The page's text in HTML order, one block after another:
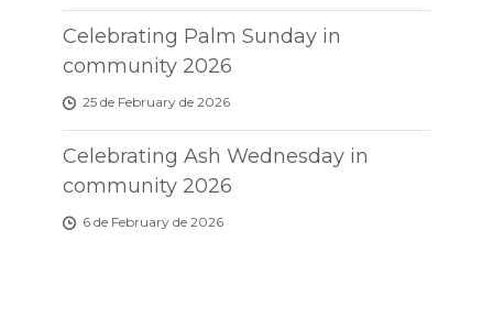
Celebrating Palm Sunday in
community 2026
25 de February de 2026
Celebrating Ash Wednesday in
community 2026
6 de February de 2026